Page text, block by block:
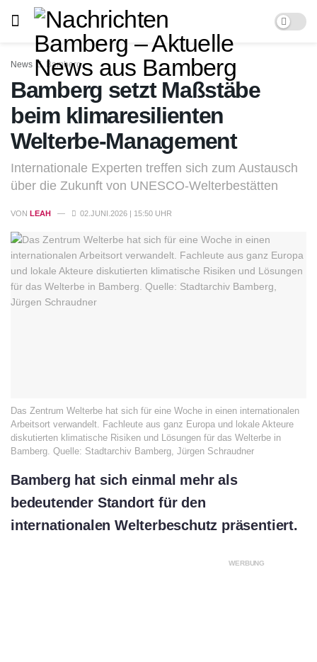
News Bamberg
Bamberg setzt Maßstäbe
beim klimaresilienten
Welterbe-Management
Internationale Experten treffen sich zum Austausch
über die Zukunft von UNESCO-Welterbestätten
VON LEAH 02.JUNI.2026 | 15:50 UHR
Das Zentrum Welterbe hat sich für eine Woche in einen internationalen
Arbeitsort verwandelt. Fachleute aus ganz Europa und lokale Akteure
diskutierten klimatische Risiken und Lösungen für das Welterbe in
Bamberg. Quelle: Stadtarchiv Bamberg, Jürgen Schraudner
Bamberg hat sich einmal mehr als
bedeutender Standort für den
internationalen Welterbeschutz präsentiert.
WERBUNG